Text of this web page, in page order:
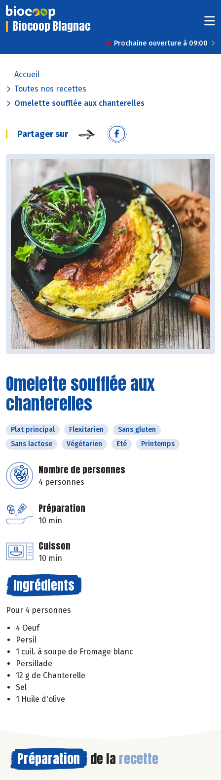
Biocoop Blagnac
Prochaine ouverture à 09:00
Accueil
Toutes nos recettes
Omelette soufflée aux chanterelles
Partager sur
Omelette soufflée aux
chanterelles
Plat principal Flexitarien
Sans gluten
Sans lactose
Végétarien Eté Printemps
Nombre de personnes
4 personnes
Préparation
10 min
Cuisson
10 min
Ingrédients
Pour 4 personnes
4 Oeuf
Persil
1 cuil. à soupe de Fromage blanc
Persillade
12 g de Chanterelle
Sel
1 Huile d'olive
Préparation de la recette